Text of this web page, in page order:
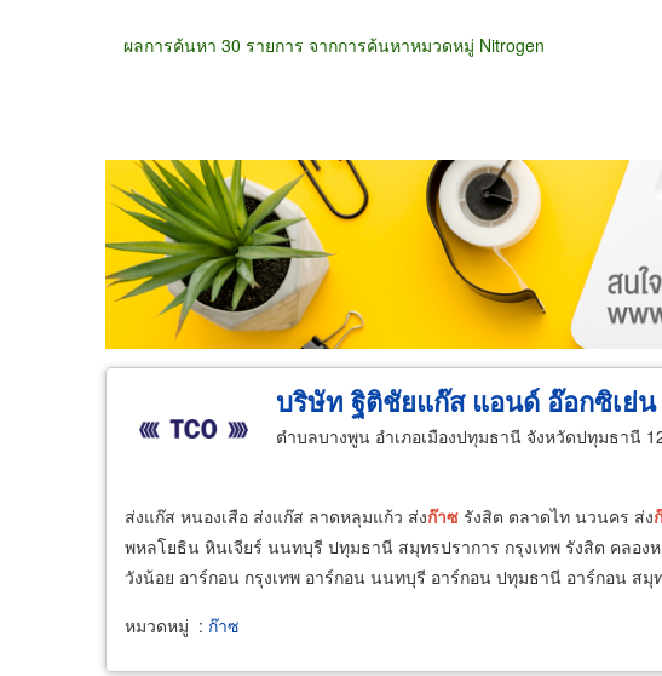
ผลการค้นหา 30 รายการ จากการค้นหาหมวดหมู่ Nitrogen
ขายส่ง ขายปลีก ผู้ผลิต ตัวแทนจัดจำหน่าย ผู้ส่งอ
บริษัท ฐิติชัยแก๊ส แอนด์ อ๊อกซิเย่น
ตำบลบางพูน อำเภอเมืองปทุมธานี จังหวัดปทุมธานี
ส่งแก๊ส หนองเสือ ส่งแก๊ส ลาดหลุมแก้ว ส่งก๊าซ รังสิต ตลาดไท นวนคร ส่ง
พหลโยธิน หินเจียร์ นนทบุรี ปทุมธานี สมุทรปราการ กรุงเทพ รังสิต คลอ
วังน้อย อาร์กอน กรุงเทพ อาร์กอน นนทบุรี อาร์กอน ปทุมธานี อาร์กอน สมุ
หมวดหมู่ : ก๊าซ